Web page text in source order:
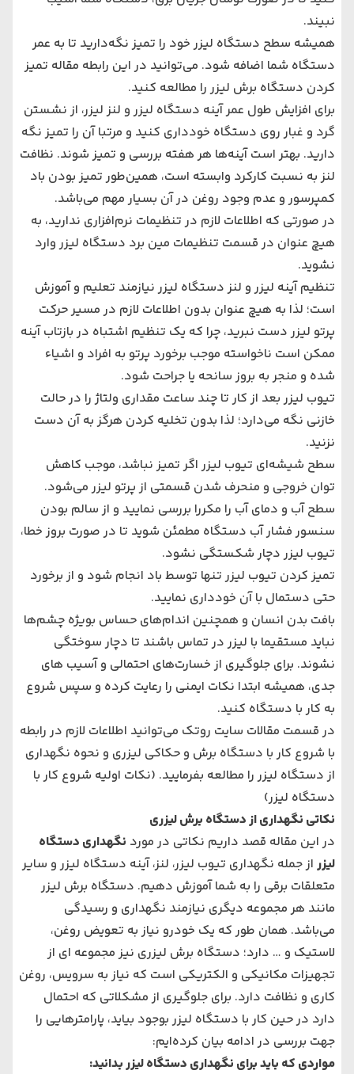
نبیند.
همیشه سطح دستگاه لیزر خود را تمیز نگه‌دارید تا به عمر
دستگاه شما اضافه شود. می‌توانید در این رابطه مقاله تمیز
کردن دستگاه برش لیزررا مطالعه کنید.
برای افزایش طول عمر آینه دستگاه لیزر و لنز لیزر، از نشستن
گرد و غبار روی دستگاه خودداری کنید و مرتبا آن را تمیز نگه
دارید. بهتر است آینه‌ها هر هفته بررسی و تمیز شوند. نظافت
لنز به نسبت کارکرد وابسته است، همین‌طور تمیز بودن باد
کمپرسور و عدم وجود روغن در آن بسیار مهم می‌باشد.
در صورتی که اطلاعات لازم در تنظیمات نرم‌افزاری ندارید، به
هیچ عنوان در قسمت تنظیمات مین برد دستگاه لیزر وارد
نشوید.
تنظیم آینه لیزر و لنز دستگاه لیزر نیازمند تعلیم و آموزش
است؛ لذا به هیچ عنوان بدون اطلاعات لازم در مسیر حرکت
پرتو لیزر دست نبرید، چرا که یک تنظیم اشتباه در بازتاب آینه
ممکن است ناخواسته موجب برخورد پرتو به افراد و اشیاء
شده و منجر به بروز سانحه یا جراحت شود.
تیوب لیزر بعد از کار تا چند ساعت مقداری ولتاژ را در حالت
خازنی نگه می‌دارد؛ لذا بدون تخلیه کردن هرگز به آن دست
نزنید.
سطح شیشه‌ای تیوب لیزر اگر تمیز نباشد، موجب کاهش
توان خروجی و منحرف شدن قسمتی از پرتو لیزر می‌شود.
سطح آب و دمای آب را مکررا بررسی نمایید و از سالم بودن
سنسور فشار آب دستگاه مطمئن شوید تا در صورت بروز خطا،
تیوب لیزر دچار شکستگی نشود.
تمیز کردن تیوب لیزر تنها توسط باد انجام شود و از برخورد
حتی دستمال با آن خودداری نمایید.
بافت بدن انسان و همچنین اندام‌های حساس بویژه چشم‌ها
نباید مستقیما با لیزر در تماس باشند تا دچار سوختگی
نشوند. برای جلوگیری از خسارت‌های احتمالی و آسیب های
جدی، همیشه ابتدا نکات ایمنی را رعایت کرده و سپس شروع
به کار با دستگاه کنید.
در قسمت مقالات سایت روتک می‌توانید اطلاعات لازم در رابطه
با شروع کار با دستگاه برش و حکاکی لیزری و نحوه نگهداری
از دستگاه لیزر را مطالعه بفرمایید. (نکات اولیه شروع کار با
دستگاه لیزر)
نکاتی نگهداری از دستگاه برش لیزری
در این مقاله قصد داریم نکاتی در مورد نگهداری دستگاه
لیزر از جمله نگهداری تیوب لیزر، لنز، آینه دستگاه لیزر و سایر
متعلقات برقی را به شما آموزش دهیم. دستگاه برش لیزر
مانند هر مجموعه دیگری نیازمند نگهداری و رسیدگی
می‌باشد. همان طور که یک خودرو نیاز به تعویض روغن،
لاستیک و … دارد؛ دستگاه برش لیزری نیز مجموعه ای از
تجهیزات مکانیکی و الکتریکی است که نیاز به سرویس، روغن
کاری و نظافت دارد. برای جلوگیری از مشکلاتی که احتمال
دارد در حین کار با دستگاه لیزر بوجود بیاید، پارامترهایی را
جهت بررسی در ادامه بیان کرده‌ایم:
مواردی که باید برای نگهداری دستگاه لیزر بدانید: